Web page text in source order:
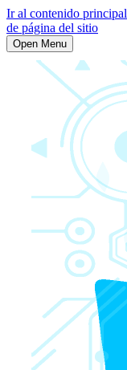
Ir al contenido principal
de página del sitio
Open Menu